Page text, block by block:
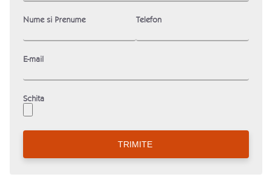
Nume si Prenume Telefon
E-mail
Schita